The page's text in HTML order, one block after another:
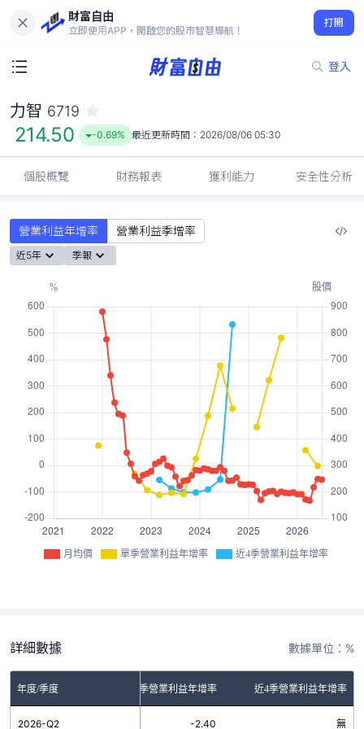
財富自由
立即使用APP，開啟您的股市智慧導航！
打開
登入
214.50
-0.69%
力智 6719
214.50 -0.69% 最近更新時間： 2026/08/06 05:30
個股概覽 財務報表 獲利能力 安全性分析
營業利益年增率 營業利益季增率
近5年 季報
月均價 單季營業利益年增率 近4季營業利益年增率
詳細數據 數據單位：%
年度/季度 單季營業利益年增率 近4季營業利益年增率
2026-Q2 -2.40 無